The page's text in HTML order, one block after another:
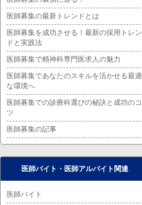
医師募集の最新トレンドとは
医師募集を成功させる！最新の採用トレン
ドと実践法
医師募集で精神科専門医求人の魅力
医師募集であなたのスキルを活かせる最適
な環境へ
医師募集での診療科選びの秘訣と成功のコ
ツ
医師募集の記事
医師バイト・医師アルバイト関連
医師バイト